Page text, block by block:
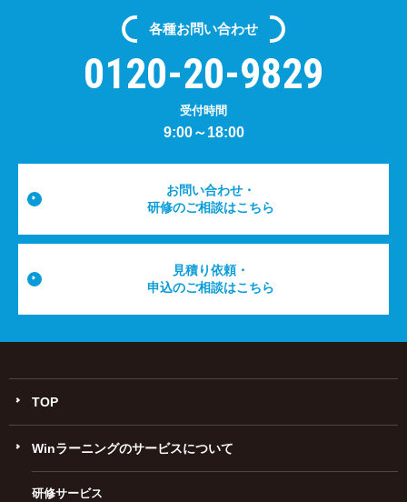
各種お問い合わせ
0120-20-9829
受付時間
9:00～18:00
お問い合わせ・
研修のご相談はこちら
見積り依頼・
申込のご相談はこちら
TOP
Winラーニングのサービスについて
研修サービス